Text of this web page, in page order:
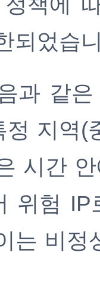
되었습
과 같
정 지역(
시간
위험
는 비정